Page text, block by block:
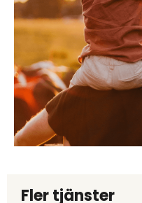
Fler tjänster